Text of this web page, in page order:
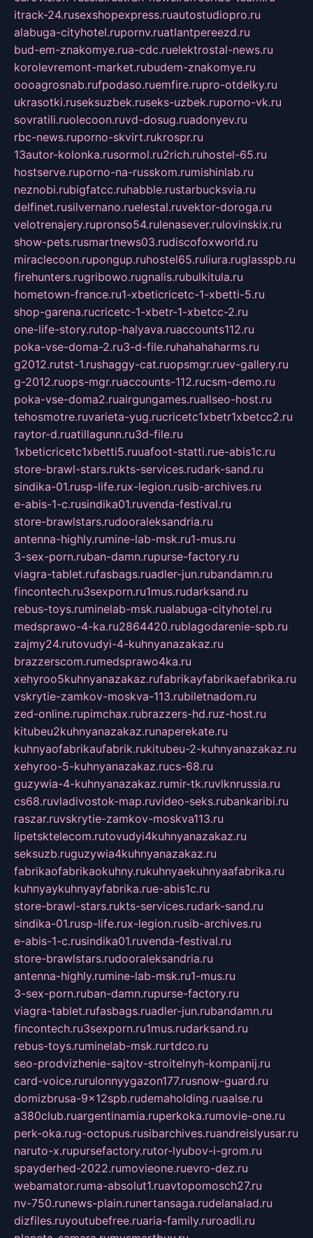
itrack-24.rusexshopexpress.ruautostudiopro.ru
alabuga-cityhotel.rupornv.ruatlantpereezd.ru
bud-em-znakomye.rua-cdc.ruelektrostal-news.ru
korolevremont-market.rubudem-znakomye.ru
oooagrosnab.rufpodaso.ruemfire.rupro-otdelky.ru
ukrasotki.ruseksuzbek.ruseks-uzbek.ruporno-vk.ru
sovratili.ruolecoon.ruvd-dosug.ruadonyev.ru
rbc-news.ruporno-skvirt.rukrospr.ru
13autor-kolonka.rusormol.ru2rich.ruhostel-65.ru
hostserve.ruporno-na-russkom.rumishinlab.ru
neznobi.rubigfatcc.ruhabble.rustarbucksvia.ru
delfinet.rusilvernano.ruelestal.ruvektor-doroga.ru
velotrenajery.rupronso54.rulenasever.rulovinskix.ru
show-pets.rusmartnews03.rudiscofoxworld.ru
miraclecoon.rupongup.ruhostel65.ruliura.ruglasspb.ru
firehunters.rugribowo.rugnalis.rubulkitula.ru
hometown-france.ru1-xbeticricetc-1-xbetti-5.ru
shop-garena.rucricetc-1-xbetr-1-xbetcc-2.ru
one-life-story.rutop-halyava.ruaccounts112.ru
poka-vse-doma-2.ru3-d-file.ruhahahaharms.ru
g2012.rutst-1.rushaggy-cat.ruopsmgr.ruev-gallery.ru
g-2012.ruops-mgr.ruaccounts-112.rucsm-demo.ru
poka-vse-doma2.ruairgungames.ruallseo-host.ru
tehosmotre.ruvarieta-yug.rucricetc1xbetr1xbetcc2.ru
raytor-d.ruatillagunn.ru3d-file.ru
1xbeticricetc1xbetti5.ruuafoot-statti.rue-abis1c.ru
store-brawl-stars.rukts-services.rudark-sand.ru
sindika-01.rusp-life.rux-legion.rusib-archives.ru
e-abis-1-c.rusindika01.ruvenda-festival.ru
store-brawlstars.rudooraleksandria.ru
antenna-highly.rumine-lab-msk.ru1-mus.ru
3-sex-porn.ruban-damn.rupurse-factory.ru
viagra-tablet.rufasbags.ruadler-jun.rubandamn.ru
fincontech.ru3sexporn.ru1mus.rudarksand.ru
rebus-toys.ruminelab-msk.rualabuga-cityhotel.ru
medsprawo-4-ka.ru2864420.rublagodarenie-spb.ru
zajmy24.rutovudyi-4-kuhnyanazakaz.ru
brazzerscom.rumedsprawo4ka.ru
xehyroo5kuhnyanazakaz.rufabrikayfabrikaefabrika.ru
vskrytie-zamkov-moskva-113.rubiletnadom.ru
zed-online.rupimchax.rubrazzers-hd.ruz-host.ru
kitubeu2kuhnyanazakaz.runaperekate.ru
kuhnyaofabrikaufabrik.rukitubeu-2-kuhnyanazakaz.ru
xehyroo-5-kuhnyanazakaz.rucs-68.ru
guzywia-4-kuhnyanazakaz.rumir-tk.ruvlknrussia.ru
cs68.ruvladivostok-map.ruvideo-seks.rubankaribi.ru
raszar.ruvskrytie-zamkov-moskva113.ru
lipetsktelecom.rutovudyi4kuhnyanazakaz.ru
seksuzb.ruguzywia4kuhnyanazakaz.ru
fabrikaofabrikaokuhny.rukuhnyaekuhnyaafabrika.ru
kuhnyaykuhnyayfabrika.rue-abis1c.ru
store-brawl-stars.rukts-services.rudark-sand.ru
sindika-01.rusp-life.rux-legion.rusib-archives.ru
e-abis-1-c.rusindika01.ruvenda-festival.ru
store-brawlstars.rudooraleksandria.ru
antenna-highly.rumine-lab-msk.ru1-mus.ru
3-sex-porn.ruban-damn.rupurse-factory.ru
viagra-tablet.rufasbags.ruadler-jun.rubandamn.ru
fincontech.ru3sexporn.ru1mus.rudarksand.ru
rebus-toys.ruminelab-msk.rurtdco.ru
seo-prodvizhenie-sajtov-stroitelnyh-kompanij.ru
card-voice.rurulonnyygazon177.rusnow-guard.ru
domizbrusa-9x12spb.rudemaholding.ruaalse.ru
a380club.ruargentinamia.ruperkoka.rumovie-one.ru
perk-oka.rug-octopus.rusibarchives.ruandreislyusar.ru
naruto-x.rupursefactory.rutor-lyubov-i-grom.ru
spayderhed-2022.rumovieone.ruevro-dez.ru
webamator.ruma-absolut1.ruavtopomosch27.ru
nv-750.runews-plain.runertansaga.rudelanalad.ru
dizfiles.ruyoutubefree.ruaria-family.ruroadli.ru